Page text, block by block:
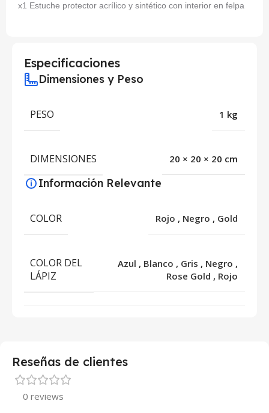
x1 Estuche protector acrílico y sintético con interior en felpa
Especificaciones
Dimensiones y Peso
PESO 1 kg
DIMENSIONES 20 × 20 × 20 cm
Información Relevante
COLOR Rojo , Negro , Gold
COLOR DEL
LÁPIZ
Azul , Blanco , Gris , Negro ,
Rose Gold , Rojo
Reseñas de clientes
0 reviews